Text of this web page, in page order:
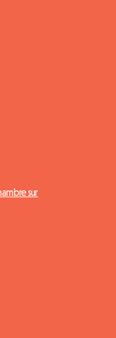
sur